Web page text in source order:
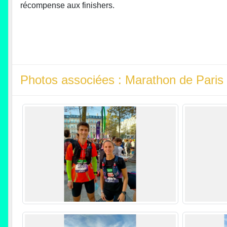
récompense aux finishers.
Photos associées : Marathon de Paris